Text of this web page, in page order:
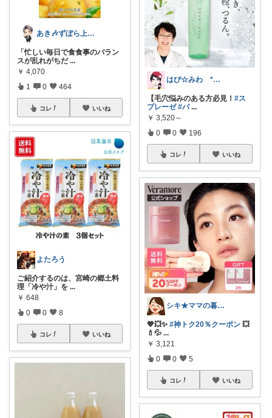
あき🎶ずぼら上等✩日々の楽しみ方
「忙しい毎日で食食事のバラン
スが乱れがちだ ...
￥ 4,070
1 0 464
コレ いいね
よたろう
ご紹介するのは、宮崎の郷土料
理「冷や汁」を ...
￥ 648
0 0 8
コレ いいね
はぴ☆みわ *美容と健康・時短＆キッズ*
【毛穴悩みのある方必見！ #ス
プレーゼ #バ ...
￥ 3,520～
0 0 196
コレ いいね
シキ★ママの暮らし、キッズ
💖💥✨ #神トク20％クーポン 💥
💄💦 ...
￥ 3,121
0 0 5
コレ いいね